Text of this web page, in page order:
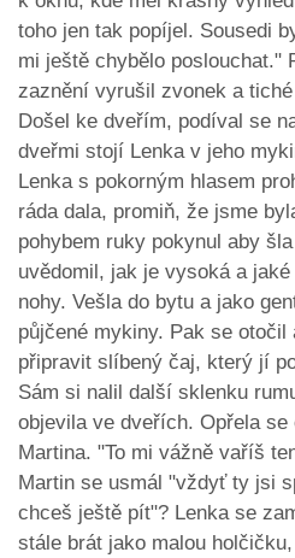
toho jen tak popíjel. Sousedi
mi ještě chybělo poslouchat."
zaznění vyrušil zvonek a
Došel ke dveřím, podíval se
dveřmi stojí Lenka v jeho
Lenka s pokorným hlasem
ráda dala, promiň, že jsme
pohybem ruky pokynul aby
uvědomil, jak je vysoká a
nohy. Vešla do bytu a jako
půjčené mykiny. Pak se otočil
připravit slíbený čaj, který jí
Sám si nalil další sklenku
objevila ve dveřích. Opřela
Martina. "To mi vážně vaříš
Martin se usmál "vždyť ty jsi
chceš ještě pít"? Lenka se
stále brát jako malou